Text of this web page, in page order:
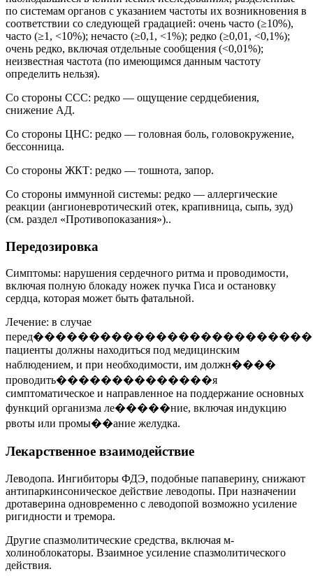
по системам органов с указанием частоты их возникновения в
соответствии со следующей градацией: очень часто (≥10%),
часто (≥1, <10%); нечасто (≥0,1, <1%); редко (≥0,01, <0,1%);
очень редко, включая отдельные сообщения (<0,01%);
неизвестная частота (по имеющимся данным частоту
определить нельзя).
Со стороны ССС: редко — ощущение сердцебиения,
снижение АД.
Со стороны ЦНС: редко — головная боль, головокружение,
бессонница.
Со стороны ЖКТ: редко — тошнота, запор.
Со стороны иммунной системы: редко — аллергические
реакции (ангионевротический отек, крапивница, сыпь, зуд)
(см. раздел «Противопоказания»)..
Передозировка
Симптомы: нарушения сердечного ритма и проводимости,
включая полную блокаду ножек пучка Гиса и остановку
сердца, которая может быть фатальной.
Лечение: в случае
пациенты должны находиться под медицинским
наблюдением, и при необходимости, им должн����
проводить��������������я
симптоматическое и направленное на поддержание основных
функций организма ле�����ние, включая индукцию
рвоты или промы��ание желудка.
Лекарственное взаимодействие
Леводопа. Ингибиторы ФДЭ, подобные папаверину, снижают
антипаркинсоническое действие леводопы. При назначении
дротаверина одновременно с леводопой возможно усиление
ригидности и тремора.
Другие спазмолитические средства, включая м-
холиноблокаторы. Взаимное усиление спазмолитического
действия.